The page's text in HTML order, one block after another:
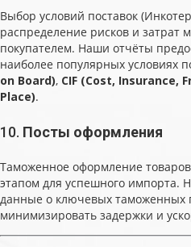
Выбор условий поставок
распределение рисков и затрат
покупателем. Наши отчёты
наиболее популярных условиях
on Board), CIF (Cost, Insurance,
Place).
10. Посты оформления
Таможенное оформление
этапом для успешного импорта.
данные о ключевых таможенных
минимизировать задержки и